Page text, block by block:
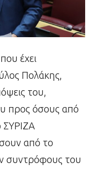
έχει
Πολάκης,
του,
προς όσους από
από το
συντρόφους του